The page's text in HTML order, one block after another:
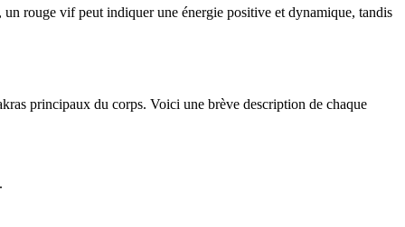
rouge vif peut indiquer une énergie positive et dynamique, tandis
principaux du corps. Voici une brève description de chaque